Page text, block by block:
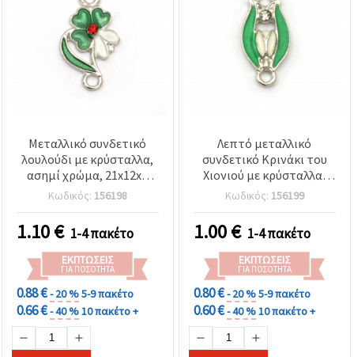
Μεταλλικό συνδετικό
λουλούδι με κρύσταλλα,
ασημί χρώμα, 21x12x3
mm, οπή 2 mm - 5 τεμ.
Κωδικός: 156198
1.10€ 1-4 πακέτο
ΕΚΠΤΏΣΕΙΣ
ΓΙΑ ΠΟΣΌΤΗΤΑ
0.88 €- 20 %5-9 πακέτο
0.66 €- 40 %10 πακέτο +
Λεπτό μεταλλικό
συνδετικό Κρινάκι του
Χιονιού με κρύσταλλα,
18x9x3 mm, οπή 2 mm,
ασημί χρώμα – 5 τεμ.
Κωδικός: 156199
1.00€ 1-4 πακέτο
ΕΚΠΤΏΣΕΙΣ
ΓΙΑ ΠΟΣΌΤΗΤΑ
0.80 €- 20 %5-9 πακέτο
0.60 €- 40 %10 πακέτο +